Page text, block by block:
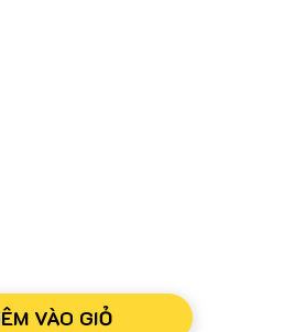
VÀO GIỎ